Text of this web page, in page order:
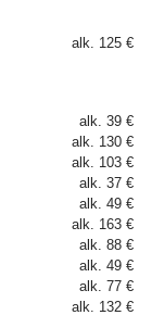
alk. 125 €
alk. 39 €
alk. 130 €
alk. 103 €
alk. 37 €
alk. 49 €
alk. 163 €
alk. 88 €
alk. 49 €
alk. 77 €
alk. 132 €